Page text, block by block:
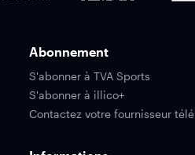
Abonnement
S'abonner à TVA Sports
S'abonner à illico+
Contactez votre fournisseur télé